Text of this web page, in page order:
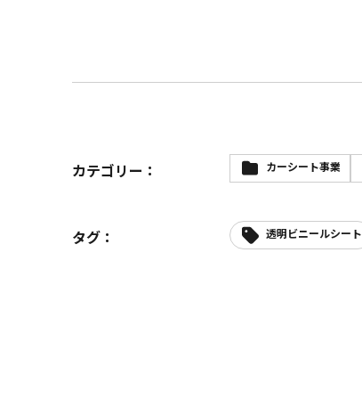
カテゴリー： カーシート事業
タグ： 透明ビニールシート